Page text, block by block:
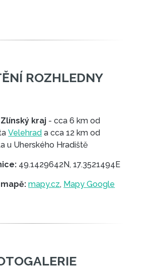
kraj - cca 6 km od
Velehrad a cca 12 km od
u Uherského Hradiště
49.1429642N, 17.3521494E
mapy.cz, Mapy Google